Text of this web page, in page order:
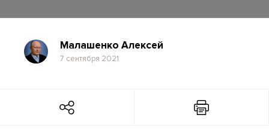
Малашенко Алексей
7 сентября 2021